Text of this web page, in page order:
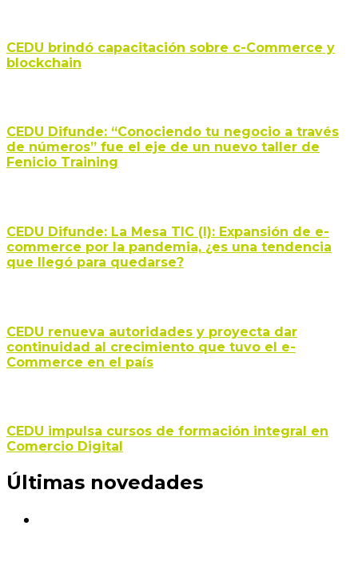
CEDU brindó capacitación sobre c-Commerce y
blockchain
CEDU Difunde: “Conociendo tu negocio a través
de números” fue el eje de un nuevo taller de
Fenicio Training
CEDU Difunde: La Mesa TIC (I): Expansión de e-
commerce por la pandemia, ¿es una tendencia
que llegó para quedarse?
CEDU renueva autoridades y proyecta dar
continuidad al crecimiento que tuvo el e-
Commerce en el país
CEDU impulsa cursos de formación integral en
Comercio Digital
Últimas novedades